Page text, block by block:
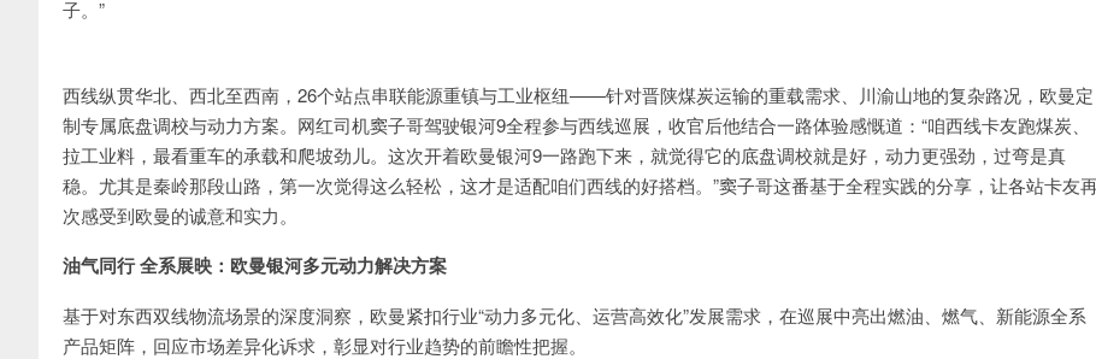
子。”
西线纵贯华北、西北至西南，26个站点串联能源重镇与工业枢纽——针对晋陕煤炭运输的重载需求、川渝山地的复杂路况，欧曼定
制专属底盘调校与动力方案。网红司机窦子哥驾驶银河9全程参与西线巡展，收官后他结合一路体验感慨道：“咱西线卡友跑煤炭、
拉工业料，最看重车的承载和爬坡劲儿。这次开着欧曼银河9一路跑下来，就觉得它的底盘调校就是好，动力更强劲，过弯是真
稳。尤其是秦岭那段山路，第一次觉得这么轻松，这才是适配咱们西线的好搭档。”窦子哥这番基于全程实践的分享，让各站卡友
次感受到欧曼的诚意和实力。
油气同行 全系展映：欧曼银河多元动力解决方案
基于对东西双线物流场景的深度洞察，欧曼紧扣行业“动力多元化、运营高效化”发展需求，在巡展中亮出燃油、燃气、新能源全系
产品矩阵，回应市场差异化诉求，彰显对行业趋势的前瞻性把握。​